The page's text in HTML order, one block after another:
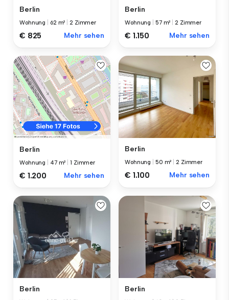
Berlin
Wohnung 62 m² |2 Zimmer
€ 825 Mehr sehen
Berlin
Wohnung 57 m² |2 Zimmer
€ 1.150 Mehr sehen
Berlin
Wohnung 47 m² |1 Zimmer
€ 1.200 Mehr sehen
Berlin
Wohnung 50 m² |2 Zimmer
€ 1.100 Mehr sehen
Berlin Berlin